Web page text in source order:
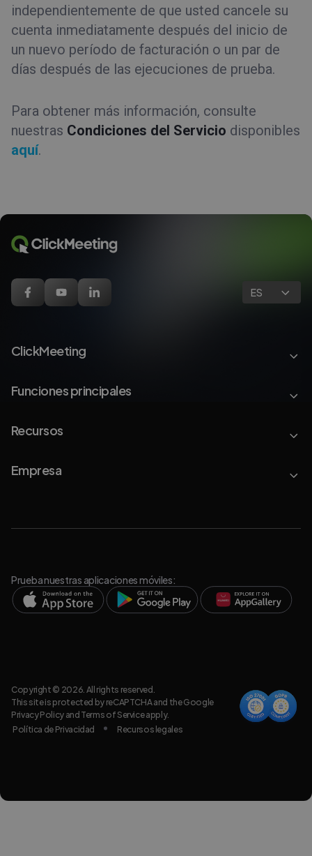
independientemente de que usted cancele su
cuenta inmediatamente después del inicio de
un nuevo período de facturación o un par de
días después de las ejecuciones de prueba.
Para obtener más información, consulte
nuestras Condiciones del Servicio disponibles
aquí.
ES
ClickMeeting
Funciones principales
Recursos
Empresa
Prueba nuestras aplicaciones móviles:
Copyright © 2026. All rights reserved.
This site is protected by reCAPTCHA and the Google
Privacy Policyand Terms of Serviceapply.
Política de Privacidad
Recursos legales